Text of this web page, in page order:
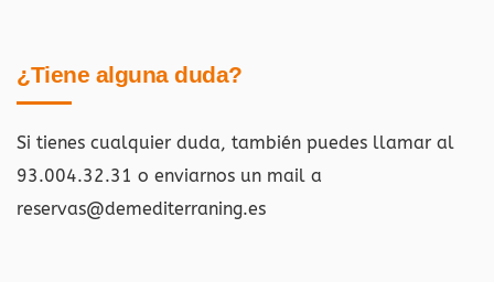
¿Tiene alguna duda?
Si tienes cualquier duda, también puedes llamar al
93.004.32.31 o enviarnos un mail a
reservas@demediterraning.es